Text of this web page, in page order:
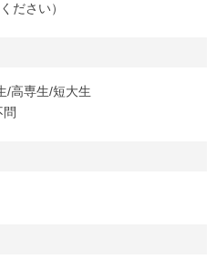
ださい）
/高専生/短大生